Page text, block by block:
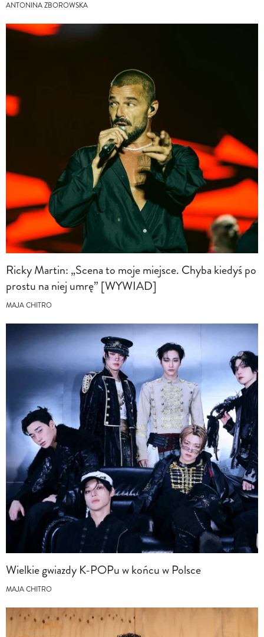
ANTONINA ZBOROWSKA
Ricky Martin: „Scena to moje miejsce. Chyba kiedyś po
prostu na niej umrę” [WYWIAD]
MAJA CHITRO
Wielkie gwiazdy K-POPu w końcu w Polsce
MAJA CHITRO